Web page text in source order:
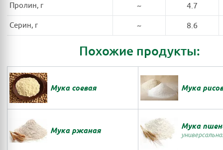
Пролин, г ~ 4.7
Серин, г ~ 8.6
Похожие продукты:
Мука соевая Мука
Мука ржаная Мука